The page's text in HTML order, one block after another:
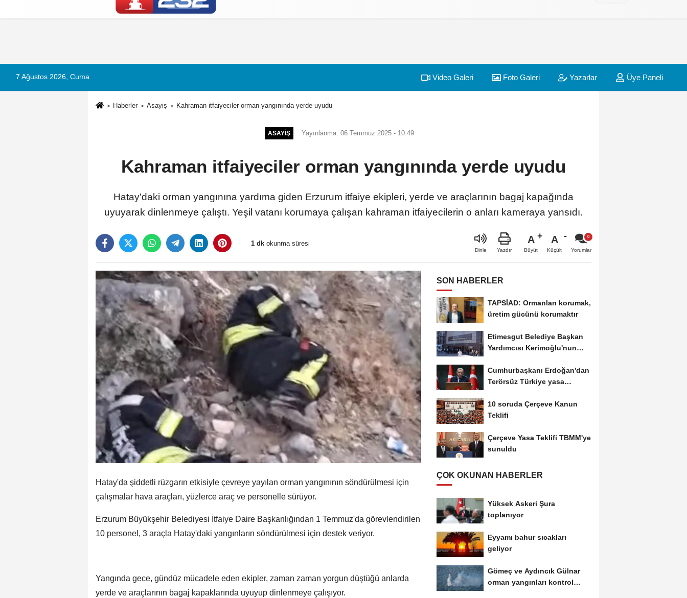
Künye İletişim Çerez Politikası
7 Ağustos 2026, Cuma Video Galeri Foto Galeri Yazarlar Üye Paneli
Haberler Asayiş Kahraman itfaiyeciler orman yangınında yerde uyudu
ASAYIŞ Yayınlanma: 06 Temmuz 2025 - 10:49
Kahraman itfaiyeciler orman yangınında yerde uyudu
Hatay'daki orman yangınına yardıma giden Erzurum itfaiye ekipleri, yerde ve araçlarının bagaj kapağında
uyuyarak dinlenmeye çalıştı. Yeşil vatanı korumaya çalışan kahraman itfaiyecilerin o anları kameraya yansıdı.
1 dk okunma süresi
Dinle Yazdır
A
Büyüt
A
Küçült Yorumlar
Hatay'da şiddetli rüzgarın etkisiyle çevreye yayılan orman yangınının söndürülmesi için
çalışmalar hava araçları, yüzlerce araç ve personelle sürüyor.
Erzurum Büyükşehir Belediyesi İtfaiye Daire Başkanlığından 1 Temmuz'da görevlendirilen
10 personel, 3 araçla Hatay'daki yangınların söndürülmesi için destek veriyor.
Yangında gece, gündüz mücadele eden ekipler, zaman zaman yorgun düştüğü anlarda
yerde ve araçlarının bagaj kapaklarında uyuyup dinlenmeye çalışıyor.
SON HABERLER
TAPSİAD: Ormanları korumak,
üretim gücünü korumaktır
Etimesgut Belediye Başkan
Yardımcısı Kerimoğlu'nun
Cumhurbaşkanı Erdoğan'dan
Terörsüz Türkiye yasa
10 soruda Çerçeve Kanun
Teklifi
Çerçeve Yasa Teklifi TBMM'ye
sunuldu
ÇOK OKUNAN HABERLER
Yüksek Askeri Şura
toplanıyor
Eyyamı bahur sıcakları
geliyor
Gömeç ve Aydıncık Gülnar
orman yangınları kontrol